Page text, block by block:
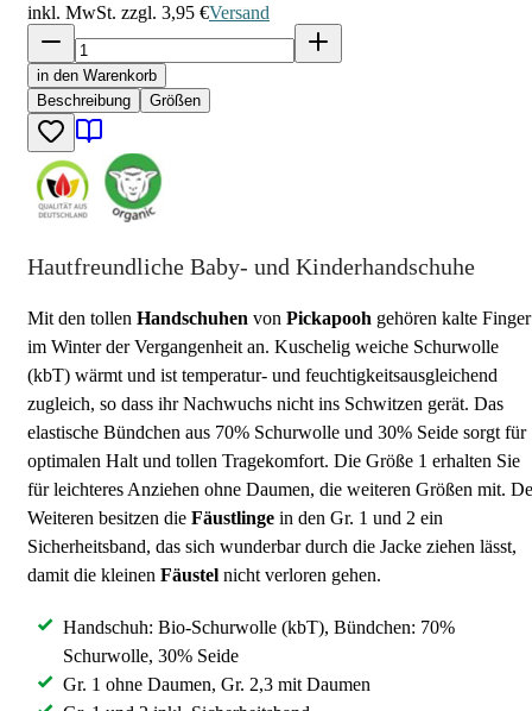
inkl. MwSt. zzgl. 3,95 €Versand
in den Warenkorb
Beschreibung
Größen
Hautfreundliche Baby- und Kinderhandschuhe
Mit den tollen Handschuhen von Pickapooh gehören kalte Finger
im Winter der Vergangenheit an. Kuschelig weiche Schurwolle
(kbT) wärmt und ist temperatur- und feuchtigkeitsausgleichend
zugleich, so dass ihr Nachwuchs nicht ins Schwitzen gerät. Das
elastische Bündchen aus 70% Schurwolle und 30% Seide sorgt für
optimalen Halt und tollen Tragekomfort. Die Größe 1 erhalten Sie
für leichteres Anziehen ohne Daumen, die weiteren Größen mit.
Weiteren besitzen die Fäustlinge in den Gr. 1 und 2 ein
Sicherheitsband, das sich wunderbar durch die Jacke ziehen lässt,
damit die kleinen Fäustel nicht verloren gehen.
Handschuh: Bio-Schurwolle (kbT), Bündchen: 70%
Schurwolle, 30% Seide
Gr. 1 ohne Daumen, Gr. 2,3 mit Daumen